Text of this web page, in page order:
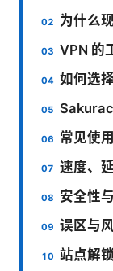
为什么
VPN 的
如何选
常见使
速度、
安全性
误区与
站点解